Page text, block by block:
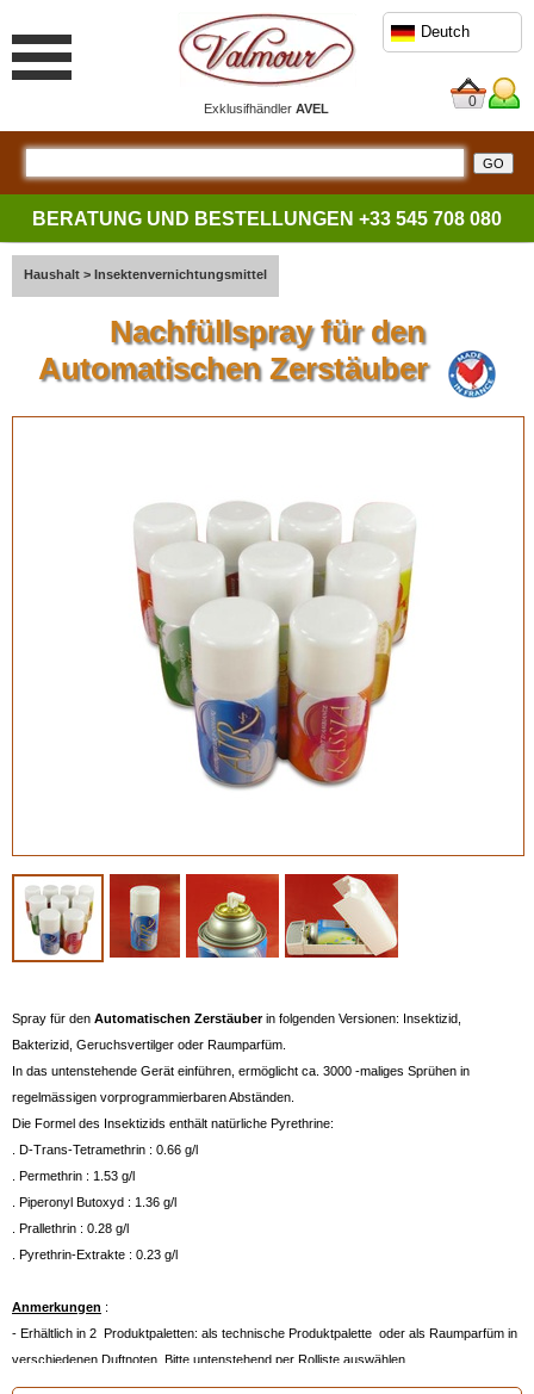
ExklusifhändlerAVEL
Deutch
0
BERATUNG UND BESTELLUNGEN +33 545 708 080
Haushalt > Insektenvernichtungsmittel
Nachfüllspray für den
Automatischen Zerstäuber
Spray für den Automatischen Zerstäuberin folgenden Versionen: Insektizid,
Bakterizid, Geruchsvertilger oder Raumparfüm.
In das untenstehende Gerät einführen, ermöglicht ca. 3000 -maliges Sprühen in
regelmässigen vorprogrammierbaren Abständen.
Die Formel des Insektizids enthält natürliche Pyrethrine:
. D-Trans-Tetramethrin : 0.66 g/l
. Permethrin : 1.53 g/l
. Piperonyl Butoxyd : 1.36 g/l
. Prallethrin : 0.28 g/l
. Pyrethrin-Extrakte : 0.23 g/l
Anmerkungen :
- Erhältlich in 2 Produktpaletten: als technische Produktpalette oder als Raumparfüm in
verschiedenen Duftnoten. Bitte untenstehend per Rolliste auswählen.
- Auf die Malerpalette klicken, um die Produkte zu sehen.